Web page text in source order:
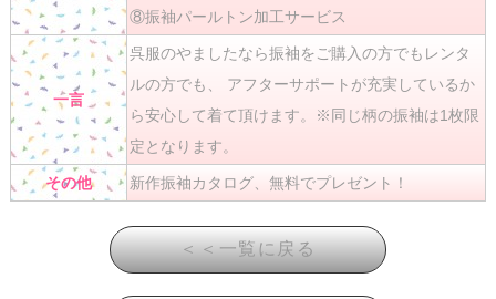
⑧振袖パールトン加工サービス
一言
呉服のやましたなら振袖をご購入の方でもレンタ
ルの方でも、 アフターサポートが充実しているか
ら安心して着て頂けます。※同じ柄の振袖は1枚限
定となります。
その他 新作振袖カタログ、無料でプレゼント！